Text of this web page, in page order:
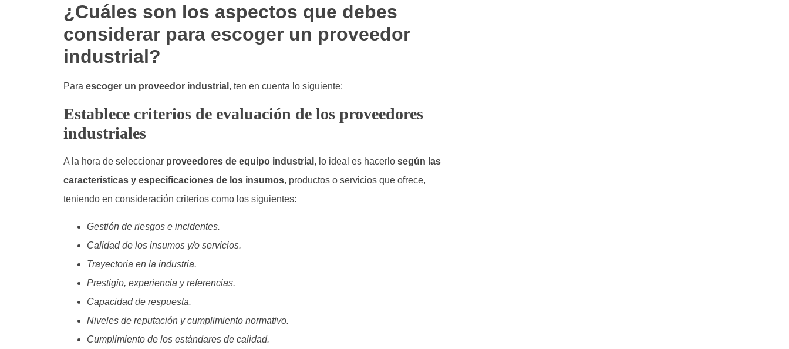
¿Cuáles son los aspectos que debes
considerar para escoger un proveedor
industrial?
Para escoger un proveedor industrial , ten en cuenta lo siguiente:
Establece criterios de evaluación de los proveedores
industriales
A la hora de seleccionar proveedores de equipo industrial , lo ideal es hacerlo según las
características y especificaciones de los insumos, productos o servicios que ofrece,
teniendo en consideración criterios como los siguientes:
Gestión de riesgos e incidentes.
Calidad de los insumos y/o servicios.
Trayectoria en la industria.
Prestigio, experiencia y referencias.
Capacidad de respuesta.
Niveles de reputación y cumplimiento normativo.
Cumplimiento de los estándares de calidad.